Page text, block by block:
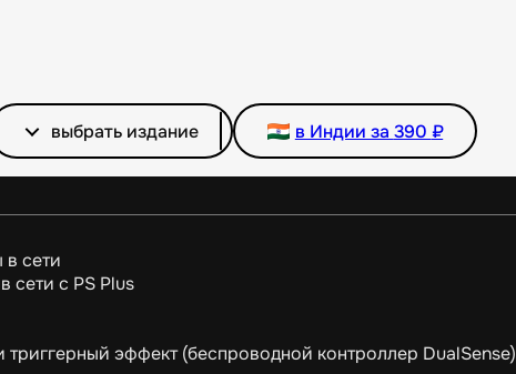
выбрать издание в Индии за 390 ₽
в сети
сети с PS Plus
эффект (беспроводной контроллер DualSense)